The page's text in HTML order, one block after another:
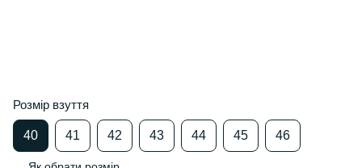
Розмір взуття
40 41 42 43 44 45 46